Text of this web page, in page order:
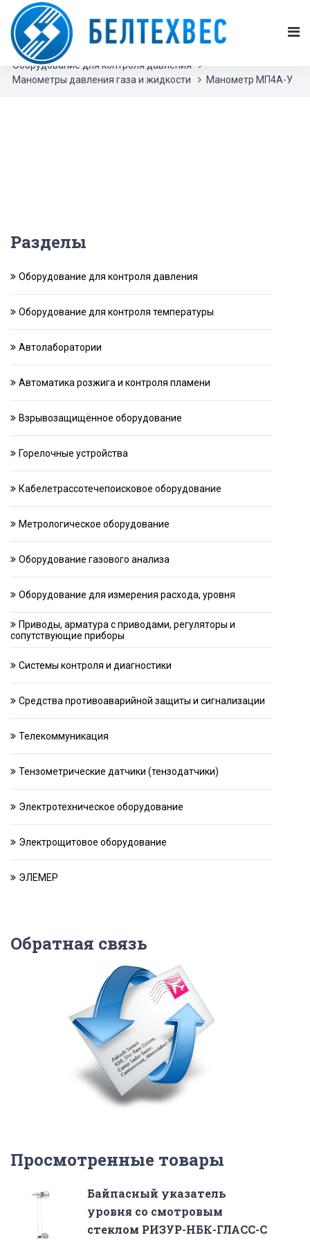
БЕЛТЕХВЕС
Оборудование для контроля давления
Манометры давления газа и жидкости
Манометр МП4А-У
Разделы
Оборудование для контроля давления
Оборудование для контроля температуры
Автолаборатории
Автоматика розжига и контроля пламени
Взрывозащищённое оборудование
Горелочные устройства
Кабелетрассотечепоисковое оборудование
Метрологическое оборудование
Оборудование газового анализа
Оборудование для измерения расхода, уровня
Приводы, арматура с приводами, регуляторы и
сопутствующие приборы
Системы контроля и диагностики
Средства противоаварийной защиты и сигнализации
Телекоммуникация
Тензометрические датчики (тензодатчики)
Электротехническое оборудование
Электрощитовое оборудование
ЭЛЕМЕР
Обратная связь
Просмотренные товары
Байпасный указатель
уровня со смотровым
стеклом РИЗУР-НБК-ГЛАСС-С